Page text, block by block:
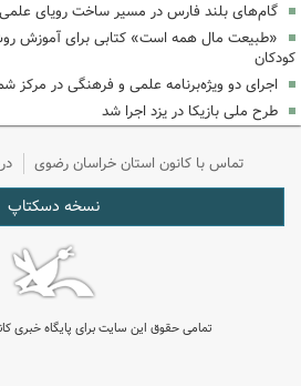
گام‌های بلند فارس در مسیر ساخت رویای علمی
«طبیعت مال همه است» کتابی برای آموزش
کودکان
اجرای دو ویژه‌برنامه علمی و فرهنگی در مرکز
طرح ملی بازیکا در یزد اجرا شد
تماس با کانون استان خراسان رضوی
نسخه دسکتاپ
تمامی حقوق این سایت برای پایگاه خبری